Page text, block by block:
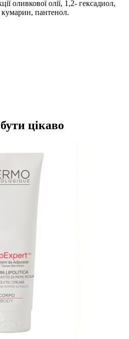
оливкової олії, 1,2- гексадиол,
кумарин, пантенол.
цікаво